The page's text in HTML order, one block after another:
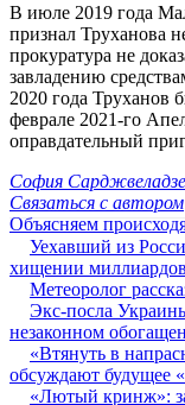
В июле 2019 года
признал Труханова
прокуратура не
завладению
2020 года Труханов
феврале 2021-го
оправдательный
София Сарджвеладзе
Связаться с автором
Объясняем
Уехавший из
хищении миллиардов
Метеоролог
Экс-посла
незаконном
«Втянуть в
обсуждают будущее
«Лютый кринж»: